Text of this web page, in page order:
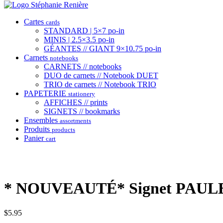
Cartes cards
STANDARD | 5×7 po-in
MINIS | 2.5×3.5 po-in
GÉANTES // GIANT 9×10.75 po-in
Carnets notebooks
CARNETS // notebooks
DUO de carnets // Notebook DUET
TRIO de carnets // Notebook TRIO
PAPETERIE stationery
AFFICHES // prints
SIGNETS // bookmarks
Ensembles assortments
Produits products
Panier cart
* NOUVEAUTÉ* Signet
$5.95